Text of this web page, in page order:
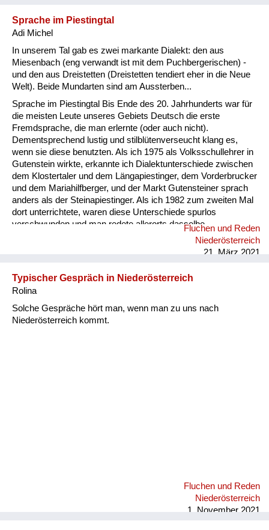
Gutenstein an der Volksschule. Bereits in der zweiten
Schulwoche wurde eine Dame der High Society, die sich als
Mutter entpuppte, vorstellig, warum ich ihren Sohn in die Ecke
gestellt habe. Ich beteuerte, mich gar nicht mehr daran
erinnern zu kön...
Sprache im Piestingtal
Adi Michel
In unserem Tal gab es zwei markante Dialekt: den aus
Miesenbach (eng verwandt ist mit dem Puchbergerischen) -
und den aus Dreistetten (Dreistetten tendiert eher in die Neue
Welt). Beide Mundarten sind am Aussterben...
Sprache im Piestingtal Bis Ende des 20. Jahrhunderts war für
die meisten Leute unseres Gebiets Deutsch die erste
Fremdsprache, die man erlernte (oder auch nicht).
Dementsprechend lustig und stilblütenverseucht klang es,
wenn sie diese benutzten. Als ich 1975 als Volksschullehrer in
Gutenstein wirkte, erkannte ich Dialektunterschiede zwischen
dem Klostertaler und dem Längapiestinger, dem Vorderbrucker
und dem Mariahilfberger, und der Markt Gutensteiner sprach
anders als der Steinapiestinger. Als ich 1982 zum zweiten Mal
dort unterrichtete, waren diese Unterschiede spurlos
verschwunden und man redete allerorts dasselbe
Mischmasch aus Wienerisch plus ein paar ländlichen
Ausdrücken. Nächste Lehrerstation war Pernitz. Miesenbach
bodenständigen Mundart. Ja, aber nur so lange sie eine eigene
Schule hatten! Nach und nach verschwand das
Miesenbäckerische. Einige wenige Enklaven gibt es noch, der
Rest redet Einheitsbrei. Dann kam ...
Fluchen und Reden
Niederösterreich
21. März 2021
Typischer Gespräch in Niederösterreich
Rolina
Solche Gespräche hört man, wenn man zu uns nach
Niederösterreich kommt.
Fluchen und Reden
Niederösterreich
1. November 2021